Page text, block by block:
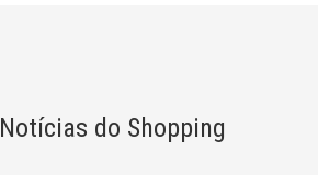
Notícias do Shopping